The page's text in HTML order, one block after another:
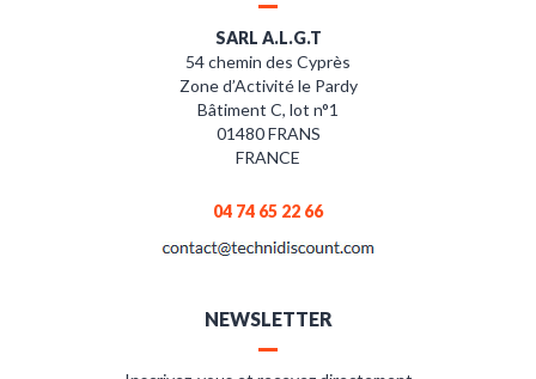
SARL A.L.G.T
54 chemin des Cyprès
Zone d’Activité le Pardy
Bâtiment C, lot n°1
01480 FRANS
FRANCE
04 74 65 22 66
NEWSLETTER